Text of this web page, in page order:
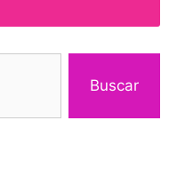
Buscar